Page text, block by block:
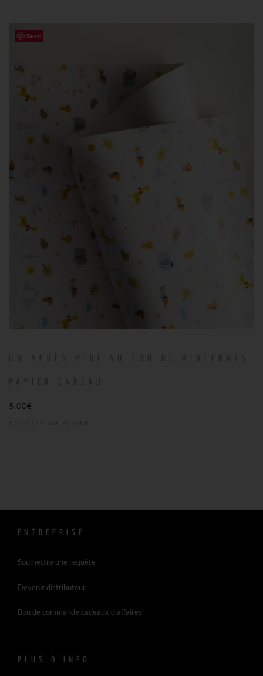
Save
5,00€
AJOUTER AU PANIER
ENTREPRISE
Soumettre une requête
Devenir distributeur
Bon de commande cadeaux d’affaires
PLUS D’INFO